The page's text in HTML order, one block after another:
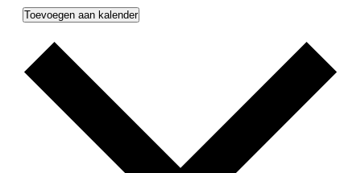
Toevoegen aan kalender